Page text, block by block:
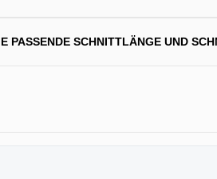
PASSENDE SCHNITTLÄNGE UND